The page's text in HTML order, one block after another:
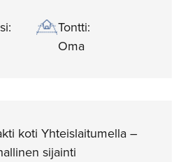
Tontti:
Oma
koti Yhteislaitumella –
sijainti